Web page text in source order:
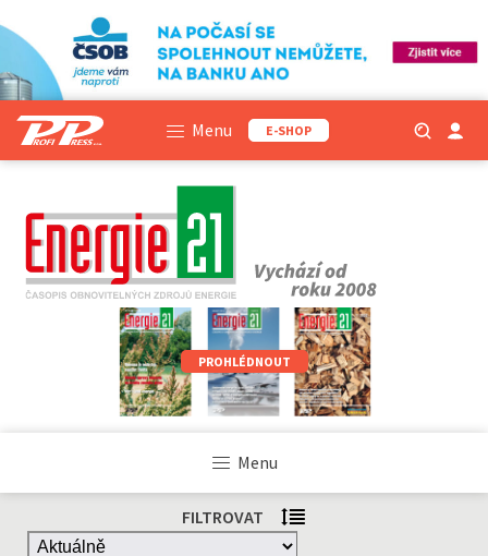
Menu E-SHOP
PROHLÉDNOUT
Menu
FILTROVAT